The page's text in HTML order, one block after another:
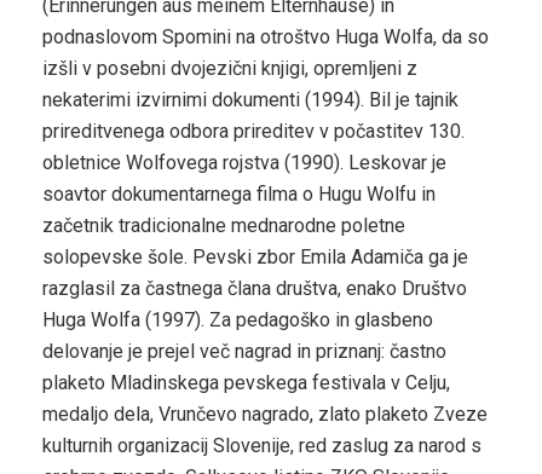
(Erinnerungen aus meinem Elternhause) in
podnaslovom Spomini na otroštvo Huga Wolfa, da so
izšli v posebni dvojezični knjigi, opremljeni z
nekaterimi izvirnimi dokumenti (1994). Bil je tajnik
prireditvenega odbora prireditev v počastitev 130.
obletnice Wolfovega rojstva (1990). Leskovar je
soavtor dokumentarnega filma o Hugu Wolfu in
začetnik tradicionalne mednarodne poletne
solopevske šole. Pevski zbor Emila Adamiča ga je
razglasil za častnega člana društva, enako Društvo
Huga Wolfa (1997). Za pedagoško in glasbeno
delovanje je prejel več nagrad in priznanj: častno
plaketo Mladinskega pevskega festivala v Celju,
medaljo dela, Vrunčevo nagrado, zlato plaketo Zveze
kulturnih organizacij Slovenije, red zaslug za narod s